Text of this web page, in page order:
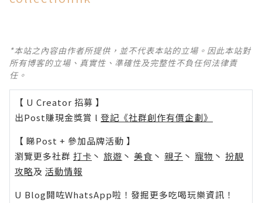
*本站之內容由作者所提供，並不代表本站的立場。因此本站對
所有博客的立場、真實性、準確性及完整性不負任何法律責
任。
【 U Creator 招募 】
出Post賺現金獎賞 l 登記《社群創作有價企劃》
【 睇Post + 參加品牌活動 】
瀏覽更多社群 打卡 丶 旅遊 丶 美食 丶 親子 丶 寵物 丶 扮靚
攻略及 活動情報
U Blog開咗WhatsApp啦！發掘更多吃喝玩樂資訊！